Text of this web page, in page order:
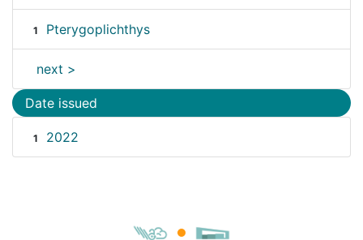
1 Pterygoplichthys
next >
Date issued
1 2022